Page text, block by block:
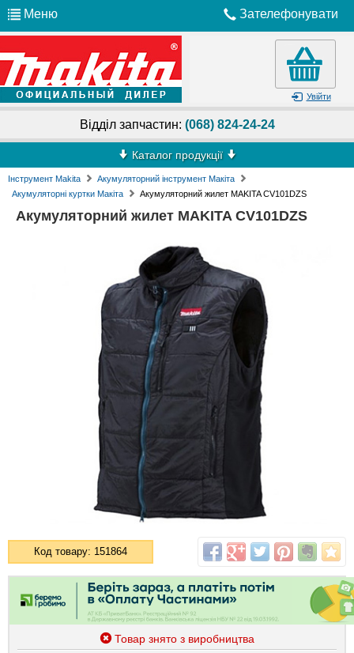
Меню Зателефонувати
Увійти
Відділ запчастин: (068) 824-24-24
Каталог продукції
Інструмент Makita
Акумуляторний інструмент Макіта
Акумуляторні куртки Макіта
Акумуляторний жилет MAKITA CV101DZS
Акумуляторний жилет MAKITA CV101DZS
Код товару: 151864
Товар знято з виробництва